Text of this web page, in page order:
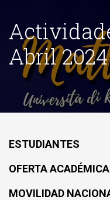
Abril 2024
ESTUDIANTES
OFERTA ACADÉMICA
MOVILIDAD